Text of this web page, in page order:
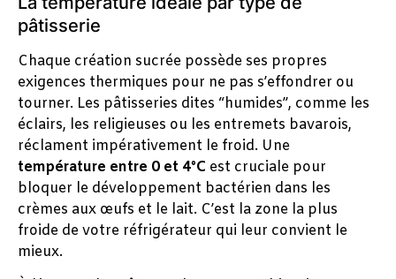
pâtisserie
Chaque création sucrée possède ses propres
exigences thermiques pour ne pas s’effondrer ou
tourner. Les pâtisseries dites “humides”, comme les
éclairs, les religieuses ou les entremets bavarois,
réclament impérativement le froid. Une
température entre 0 et 4°C est cruciale pour
bloquer le développement bactérien dans les
crèmes aux œufs et le lait. C’est la zone la plus
froide de votre réfrigérateur qui leur convient le
mieux.